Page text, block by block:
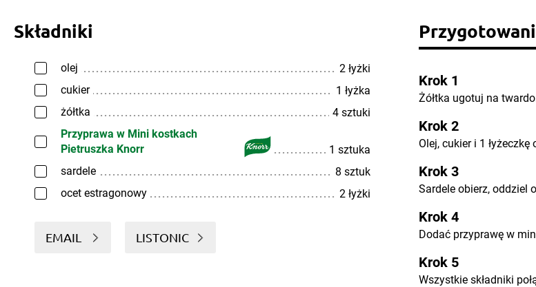
Składniki
olej
2 łyżki
cukier
1 łyżka
żółtka
4 sztuki
Przyprawa w Mini kostkach
Pietruszka Knorr
1 sztuka
sardele
8 sztuk
ocet estragonowy
2 łyżki
EMAIL LISTONIC
Krok 1
Żółtka ugotuj na
Krok 2
Olej, cukier i 1
Krok 3
Sardele obierz, oddziel
Krok 4
Dodać przyprawę w
Krok 5
Wszystkie składniki